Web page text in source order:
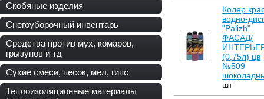
Скобяные изделия
Снегоуборочный инвентарь
Средства против мух, комаров,
грызунов и тд
Сухие смеси, песок, мел, гипс
Теплоизоляционные материалы
Колер
водно-
"Palizh"
ФАСАД/
(0,75л) цв
№509
шт